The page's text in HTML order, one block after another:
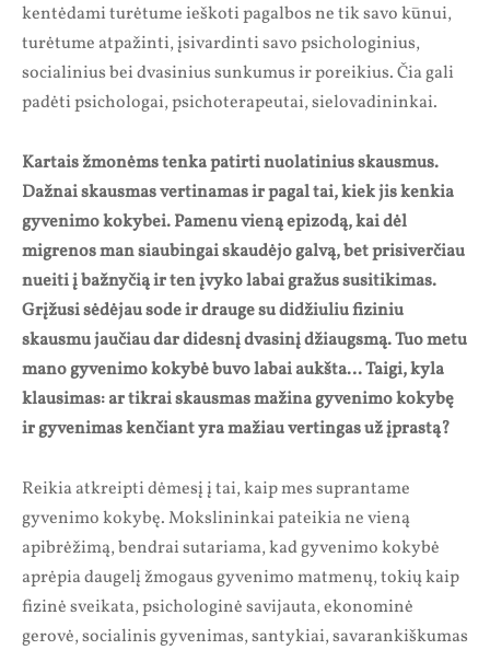
kentėdami turėtume ieškoti pagalbos ne tik savo kūnui,
turėtume atpažinti, įsivardinti savo psichologinius,
socialinius bei dvasinius sunkumus ir poreikius. Čia gali
padėti psichologai, psichoterapeutai, sielovadininkai.
Kartais žmonėms tenka patirti nuolatinius skausmus.
Dažnai skausmas vertinamas ir pagal tai, kiek jis kenkia
gyvenimo kokybei. Pamenu vieną epizodą, kai dėl
migrenos man siaubingai skaudėjo galvą, bet prisiverčiau
nueiti į bažnyčią ir ten įvyko labai gražus susitikimas.
Grįžusi sėdėjau sode ir drauge su didžiuliu fiziniu
skausmu jaučiau dar didesnį dvasinį džiaugsmą. Tuo metu
mano gyvenimo kokybė buvo labai aukšta… Taigi, kyla
klausimas: ar tikrai skausmas mažina gyvenimo kokybę
ir gyvenimas kenčiant yra mažiau vertingas už įprastą?
Reikia atkreipti dėmesį į tai, kaip mes suprantame
gyvenimo kokybę. Mokslininkai pateikia ne vieną
apibrėžimą, bendrai sutariama, kad gyvenimo kokybė
aprėpia daugelį žmogaus gyvenimo matmenų, tokių kaip
fizinė sveikata, psichologinė savijauta, ekonominė
gerovė, socialinis gyvenimas, santykiai, savarankiškumas